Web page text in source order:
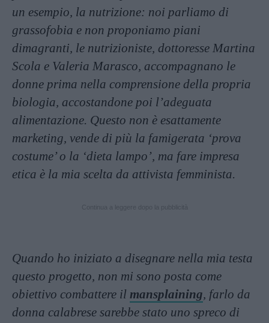
un esempio, la nutrizione: noi parliamo di
grassofobia e non proponiamo piani
dimagranti, le nutrizioniste, dottoresse Martina
Scola e Valeria Marasco, accompagnano le
donne prima nella comprensione della propria
biologia, accostandone poi l’adeguata
alimentazione. Questo non è esattamente
marketing, vende di più la famigerata ‘prova
costume’ o la ‘dieta lampo’, ma fare impresa
etica è la mia scelta da attivista femminista.
Quando ho iniziato a disegnare nella mia testa
questo progetto, non mi sono posta come
obiettivo combattere il mansplaining, farlo da
donna calabrese sarebbe stato uno spreco di